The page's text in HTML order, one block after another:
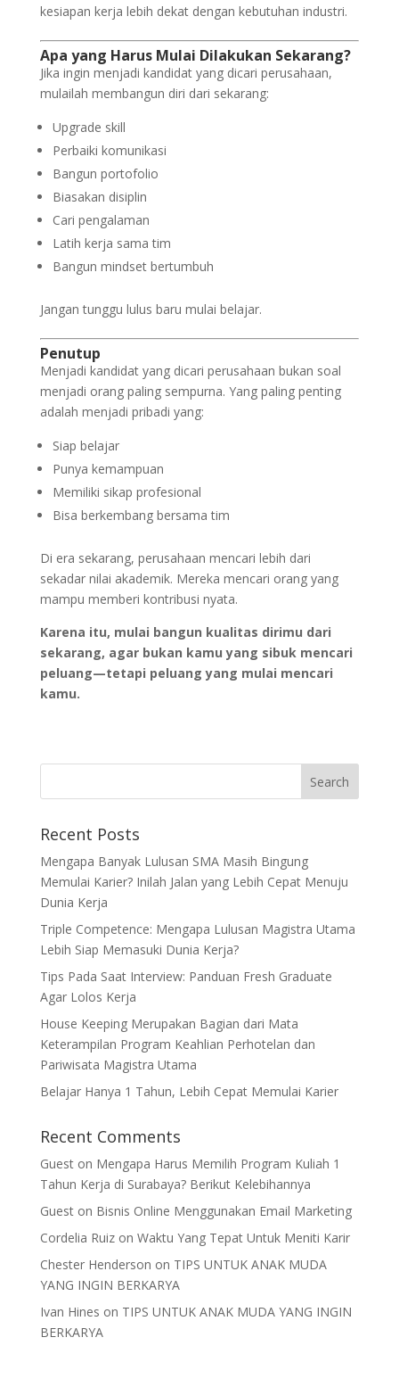
kesiapan kerja lebih dekat dengan kebutuhan industri.
Apa yang Harus Mulai Dilakukan Sekarang?
Jika ingin menjadi kandidat yang dicari perusahaan,
mulailah membangun diri dari sekarang:
Upgrade skill
Perbaiki komunikasi
Bangun portofolio
Biasakan disiplin
Cari pengalaman
Latih kerja sama tim
Bangun mindset bertumbuh
Jangan tunggu lulus baru mulai belajar.
Penutup
Menjadi kandidat yang dicari perusahaan bukan soal
menjadi orang paling sempurna. Yang paling penting
adalah menjadi pribadi yang:
Siap belajar
Punya kemampuan
Memiliki sikap profesional
Bisa berkembang bersama tim
Di era sekarang, perusahaan mencari lebih dari
sekadar nilai akademik. Mereka mencari orang yang
mampu memberi kontribusi nyata.
Karena itu, mulai bangun kualitas dirimu dari
sekarang, agar bukan kamu yang sibuk mencari
peluang—tetapi peluang yang mulai mencari
kamu.
Recent Posts
Mengapa Banyak Lulusan SMA Masih Bingung
Memulai Karier? Inilah Jalan yang Lebih Cepat Menuju
Dunia Kerja
Triple Competence: Mengapa Lulusan Magistra Utama
Lebih Siap Memasuki Dunia Kerja?
Tips Pada Saat Interview: Panduan Fresh Graduate
Agar Lolos Kerja
House Keeping Merupakan Bagian dari Mata
Keterampilan Program Keahlian Perhotelan dan
Pariwisata Magistra Utama
Belajar Hanya 1 Tahun, Lebih Cepat Memulai Karier
Recent Comments
Gueston Mengapa Harus Memilih Program Kuliah 1
Tahun Kerja di Surabaya? Berikut Kelebihannya
Gueston Bisnis Online Menggunakan Email Marketing
Cordelia Ruizon Waktu Yang Tepat Untuk Meniti Karir
Chester Henderson on TIPS UNTUK ANAK MUDA
YANG INGIN BERKARYA
Ivan Hines on TIPS UNTUK ANAK MUDA YANG INGIN
BERKARYA